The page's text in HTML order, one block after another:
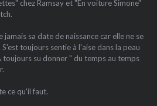
chez Ramsay et "En voiture Simone"
jamais sa date de naissance car elle ne se
toujours sentie à l'aise dans la peau
toujours su donner " du temps au temps
ce qu'il faut.